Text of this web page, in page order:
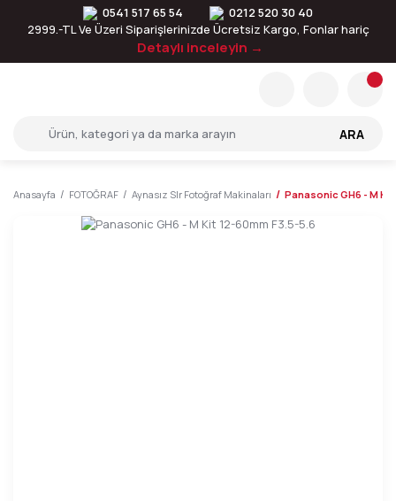
0541 517 65 54
0212 520 30 40
2999.-TL Ve Üzeri Siparişlerinizde Ücretsiz Kargo, Fonlar hariç
Detaylı inceleyin →
ARA
Anasayfa FOTOĞRAF Aynasız Slr Fotoğraf Makinaları Panasonic GH6 - M Kit